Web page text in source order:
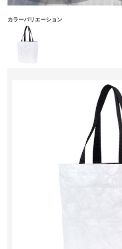
カラーバリエーション